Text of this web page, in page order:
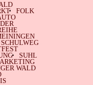
FOLK
SCHULWEG
SUHL
WALD